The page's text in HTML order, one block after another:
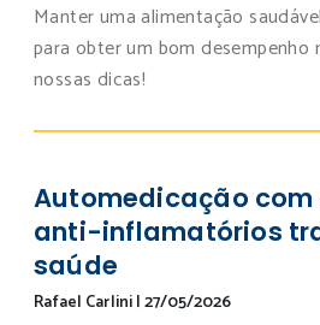
Manter uma alimentação
para obter um bom desempenho
nossas dicas!
Automedicação
anti-inflamatórios
saúde
Rafael Carlini|27/05/2026